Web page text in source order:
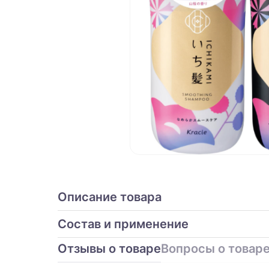
Описание товара
Состав и применение
Отзывы о товареВопросы о